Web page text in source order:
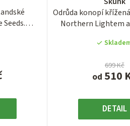
Seeds.
Odrůda konopí
Northern Lightem
od 510
699 Kč
DETAIL
je
3,6
z